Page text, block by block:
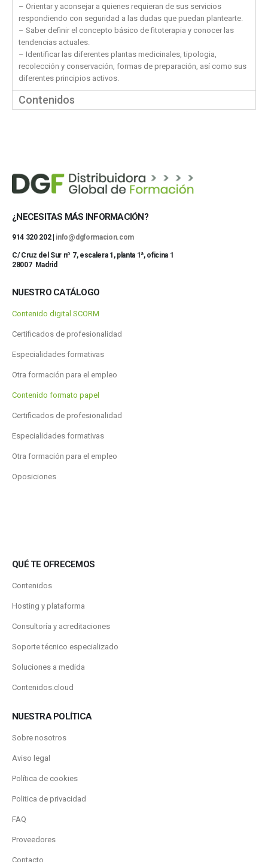
– Orientar y aconsejar a quienes requieran de sus servicios
respondiendo con seguridad a las dudas que puedan plantearte.
– Saber definir el concepto básico de fitoterapia y conocer las
tendencias actuales.
– Identificar las diferentes plantas medicinales, tipologia,
recolección y conservación, formas de preparación, así como sus
diferentes principios activos.
Contenidos
¿NECESITAS MÁS INFORMACIÓN?
914 320 202 | info@dgformacion.com
C/ Cruz del Sur nº 7, escalera 1, planta 1ª, oficina 1
28007 Madrid
NUESTRO CATÁLOGO
Contenido digital SCORM
Certificados de profesionalidad
Especialidades formativas
Otra formación para el empleo
Contenido formato papel
Certificados de profesionalidad
Especialidades formativas
Otra formación para el empleo
Oposiciones
QUÉ TE OFRECEMOS
Contenidos
Hosting y plataforma
Consultoría y acreditaciones
Soporte técnico especializado
Soluciones a medida
Contenidos.cloud
NUESTRA POLÍTICA
Sobre nosotros
Aviso legal
Política de cookies
Politica de privacidad
FAQ
Proveedores
Contacto